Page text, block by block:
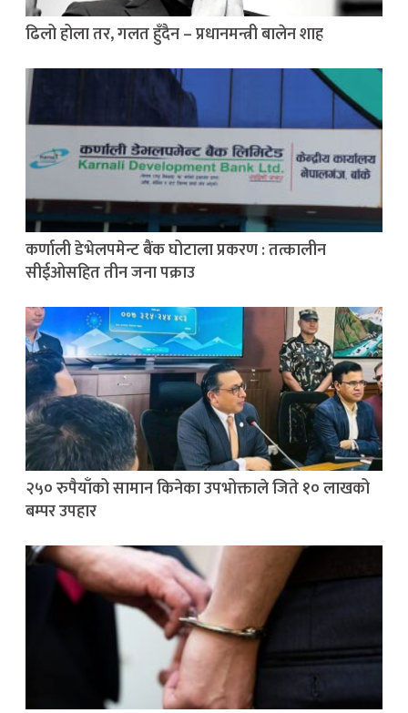
ढिलो होला तर, गलत हुँदैन – प्रधानमन्त्री बालेन शाह
कर्णाली डेभेलपमेन्ट बैंक घोटाला प्रकरण : तत्कालीन
सीईओसहित तीन जना पक्राउ
२५० रुपैयाँको सामान किनेका उपभोक्ताले जिते १० लाखको
बम्पर उपहार